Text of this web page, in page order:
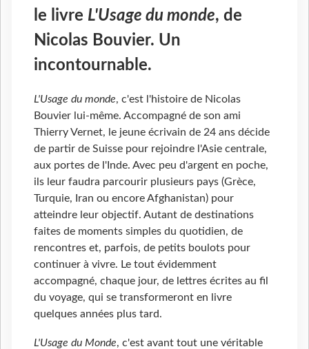
le livre L'Usage du monde, de
Nicolas Bouvier. Un
incontournable.
L'Usage du monde, c'est l'histoire de Nicolas
Bouvier lui-même. Accompagné de son ami
Thierry Vernet, le jeune écrivain de 24 ans décide
de partir de Suisse pour rejoindre l'Asie centrale,
aux portes de l'Inde. Avec peu d'argent en poche,
ils leur faudra parcourir plusieurs pays (Grèce,
Turquie, Iran ou encore Afghanistan) pour
atteindre leur objectif. Autant de destinations
faites de moments simples du quotidien, de
rencontres et, parfois, de petits boulots pour
continuer à vivre. Le tout évidemment
accompagné, chaque jour, de lettres écrites au fil
du voyage, qui se transformeront en livre
quelques années plus tard.
L'Usage du Monde, c'est avant tout une véritable